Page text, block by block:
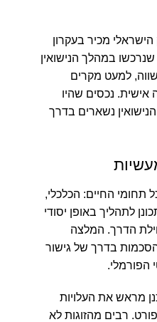
מכיר בעקרון
שנרכשו במהלך הנישואין
למעט מקרים
אישית. נכסים שהיו
נשארים בדרך
תחומי החיים: הכלכלי,
לתהליך באופן יסודי
הדרך. המלצה
בדרך של גישור
הפורמלי.
מראש את העלויות
רבים מהזוגות לא